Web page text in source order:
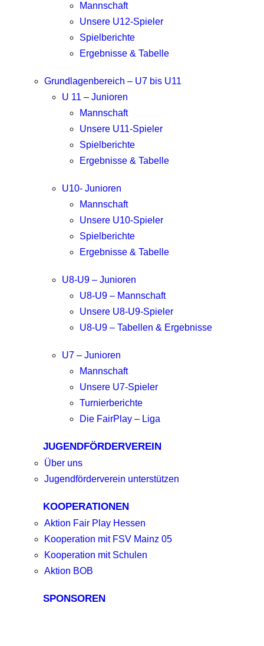
Mannschaft
Unsere U12-Spieler
Spielberichte
Ergebnisse & Tabelle
Grundlagenbereich – U7 bis U11
U 11 – Junioren
Mannschaft
Unsere U11-Spieler
Spielberichte
Ergebnisse & Tabelle
U10- Junioren
Mannschaft
Unsere U10-Spieler
Spielberichte
Ergebnisse & Tabelle
U8-U9 – Junioren
U8-U9 – Mannschaft
Unsere U8-U9-Spieler
U8-U9 – Tabellen & Ergebnisse
U7 – Junioren
Mannschaft
Unsere U7-Spieler
Turnierberichte
Die FairPlay – Liga
JUGENDFÖRDERVEREIN
Über uns
Jugendförderverein unterstützen
KOOPERATIONEN
Aktion Fair Play Hessen
Kooperation mit FSV Mainz 05
Kooperation mit Schulen
Aktion BOB
SPONSOREN